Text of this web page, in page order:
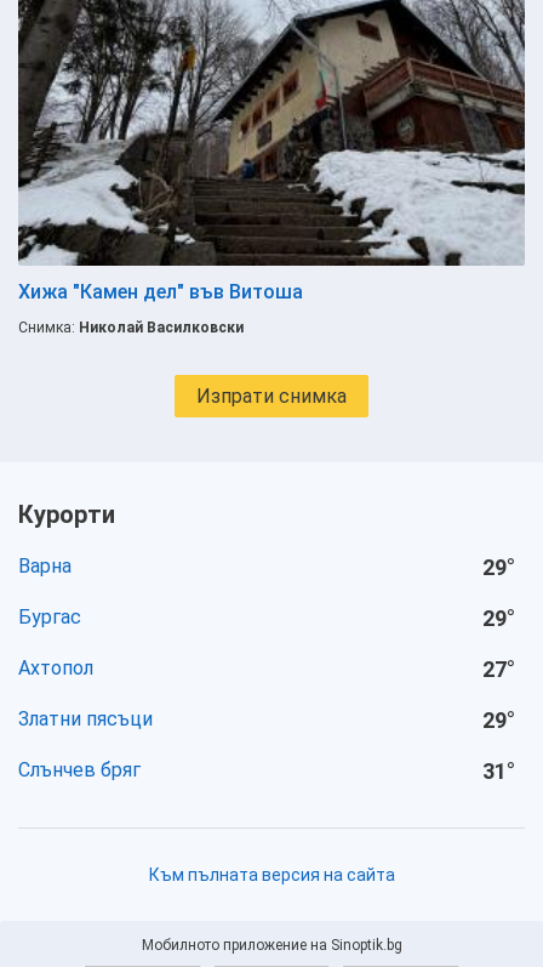
Хижа "Камен дел" във Витоша
Снимка: Николай Василковски
Изпрати снимка
Курорти
Варна 29°
Бургас 29°
Ахтопол 27°
Златни пясъци 29°
Слънчев бряг 31°
Към пълната версия на сайта
Мобилното приложение на Sinoptik.bg